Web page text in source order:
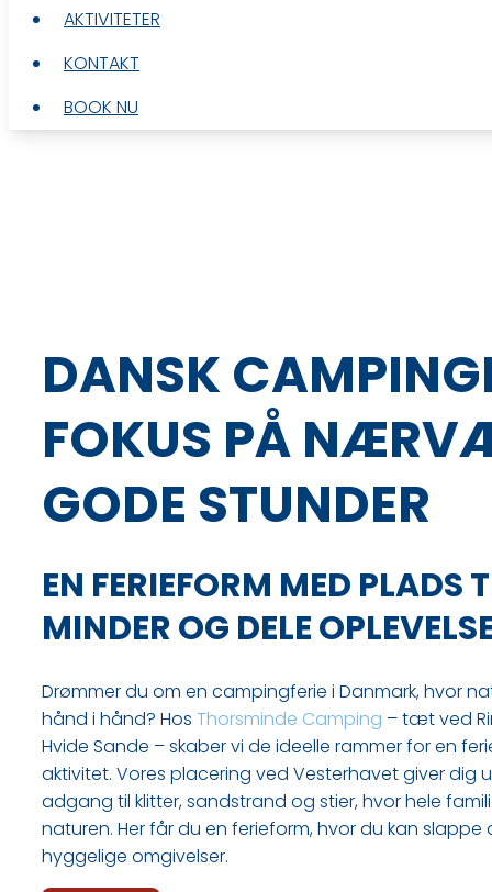
AKTIVITETER
KONTAKT
AKTIVITETER
KONTAKT
BOOK NU
DANSK
FOKUS PÅ
GODE STUNDER
EN FERIEFORM MED PLADS
MINDER OG DELE
Drømmer du om en campingferie i Danmark, hvor
hånd i hånd? Hos Thorsminde Camping – tæt ved
Hvide Sande – skaber vi de ideelle rammer for en
aktivitet. Vores placering ved Vesterhavet giver dig
adgang til klitter, sandstrand og stier, hvor hele
naturen. Her får du en ferieform, hvor du kan
hyggelige omgivelser.